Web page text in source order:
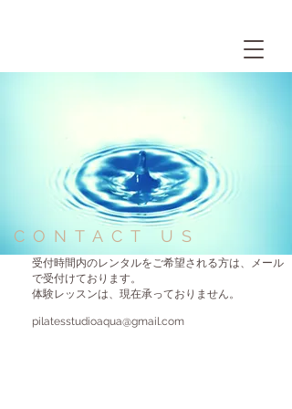
CONTACT US
受付時間内のレンタルをご希望される方は、メール
で受付けております。
体験レッスンは、現在承っておりません。
pilatesstudioaqua@gmail.com